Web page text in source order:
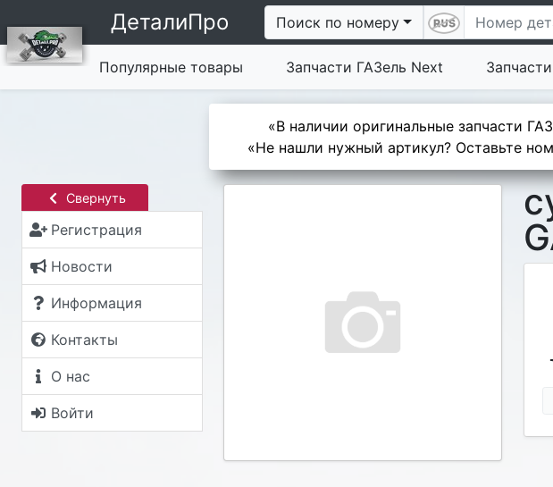
ДеталиПро Поиск по номеру
Популярные товары Запчасти ГАЗель Next
«В наличии оригинальные запчасти
«Не нашли нужный артикул? Оставьте
Свернуть
Регистрация
Новости
Информация
Контакты
О нас
Войти